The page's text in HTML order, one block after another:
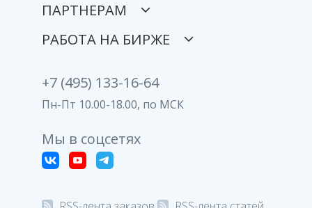
ПАРТНЕРАМ
РАБОТА НА БИРЖЕ
+7 (495) 133-16-64
Пн-Пт 10.00-18.00, по МСК
Мы в соцсетях